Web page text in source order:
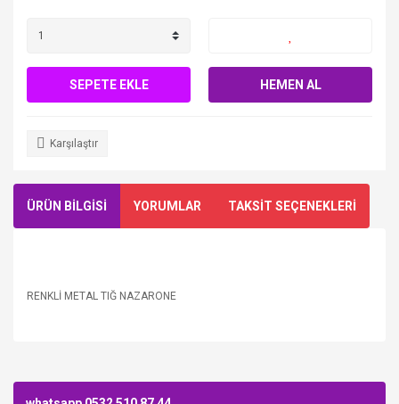
SEPETE EKLE HEMEN AL
Karşılaştır
ÜRÜN BİLGİSİ YORUMLAR TAKSİT SEÇENEKLERİ
RENKLİ METAL TIĞ NAZARONE